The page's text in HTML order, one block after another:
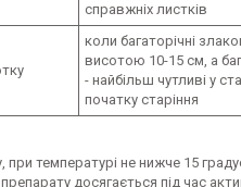
справжніх листків
коли багаторічні
висотою 10-15 см, а
- найбільш чутливі у
початку старіння
температурі не нижче 15
досягається під час